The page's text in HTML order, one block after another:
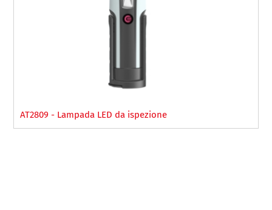
AT2809 - Lampada LED da ispezione